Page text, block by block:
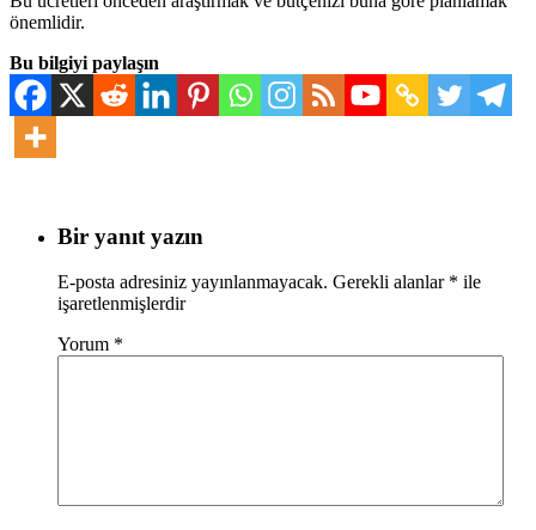
önemlidir.
Bu bilgiyi paylaşın
Bir yanıt yazın
E-posta adresiniz yayınlanmayacak. Gerekli alanlar * ile
işaretlenmişlerdir
Yorum *